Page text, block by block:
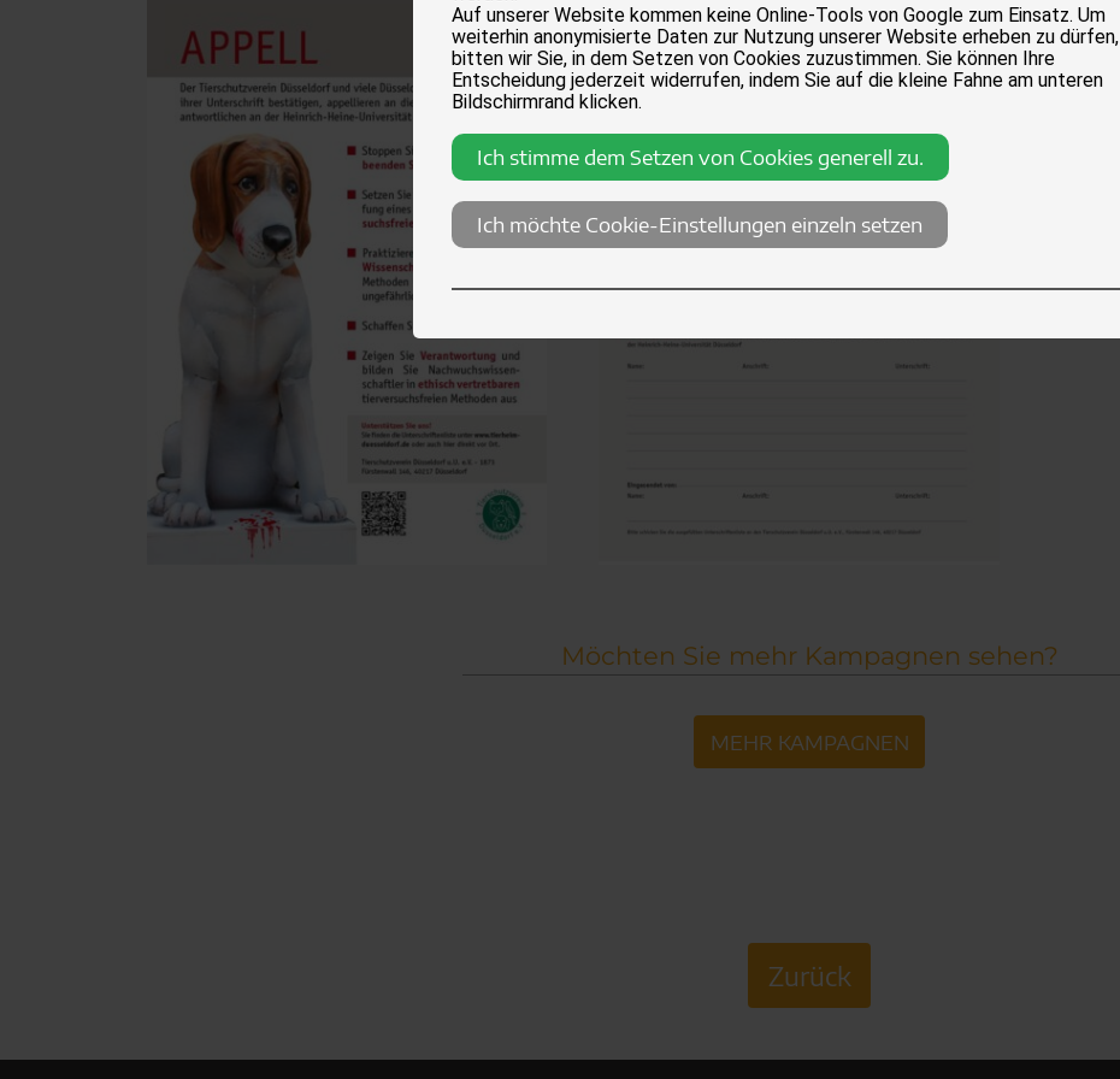
Möchten Sie mehr Kampagnen sehen?
MEHR KAMPAGNEN
Zurück
Auf unserer Website kommen keine Online-Tools von Google zum Einsatz. Um
weiterhin anonymisierte Daten zur Nutzung unserer Website erheben zu dürfen,
bitten wir Sie, in dem Setzen von Cookies zuzustimmen. Sie können Ihre
Entscheidung jederzeit widerrufen, indem Sie auf die kleine Fahne am unteren
Bildschirmrand klicken.
Ich stimme dem Setzen von Cookies generell zu.
Ich möchte Cookie-Einstellungen einzeln setzen